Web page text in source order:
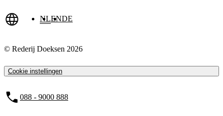
NLENDE
© Rederij Doeksen 2026
Cookie instellingen
088 - 9000 888